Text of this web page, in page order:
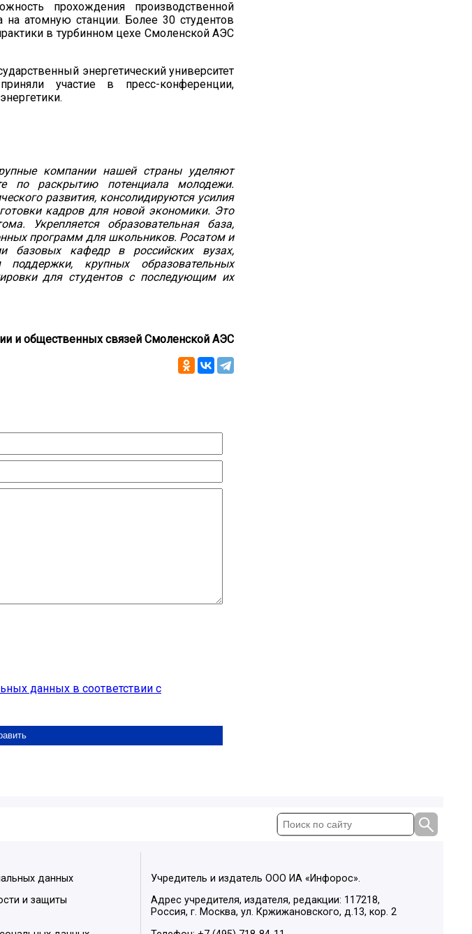
прохождения производственной
на атомную станции. Более 30 студентов
в турбинном цехе Смоленской АЭС
энергетический университет
участие в пресс-конференции,
компании нашей страны уделяют
по раскрытию потенциала молодежи.
развития, консолидируются усилия
кадров для новой экономики. Это
Укрепляется образовательная база,
программ для школьников. Росатом и
базовых кафедр в российских вузах,
поддержки, крупных образовательных
для студентов с последующим их
и общественных связей Смоленской АЭС
данных в соответствии с
данных
и защиты
Учредитель и издатель ООО ИА «Инфорос».
Адрес учредителя, издателя, редакции: 117218,
Россия, г. Москва, ул. Кржижановского, д.13, кор. 2